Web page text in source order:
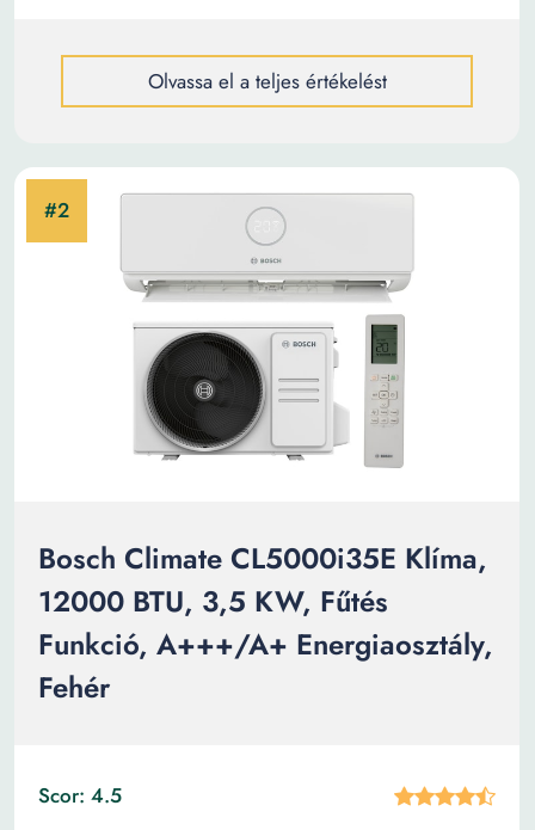
Olvassa el a teljes értékelést
Bosch Climate CL5000i35E Klíma,
12000 BTU, 3,5 KW, Fűtés
Funkció, A+++/A+ Energiaosztály,
Fehér
Scor: 4.5